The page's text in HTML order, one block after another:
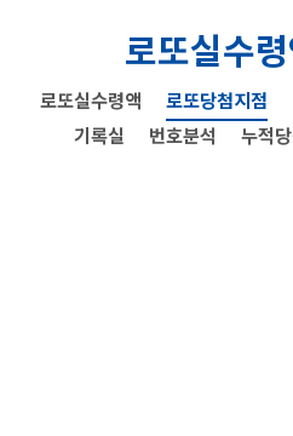
로또실수
로또실수령액 로또당첨지점
기록실
번호분석 누적